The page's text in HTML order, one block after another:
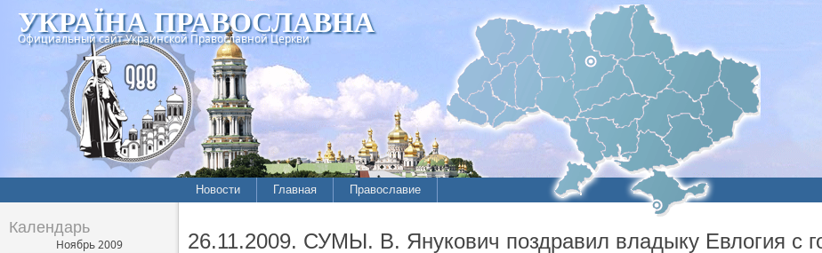
УКРАЇНА ПРАВОСЛАВНА
Официальный сайт Украинской Православной Церкви
Новости
Межконфессиональные
Главная Православие
История
Календарь
Ноябрь 2009
26.11.2009. СУМЫ. В. Янукович поздравил владыку Евлогия с